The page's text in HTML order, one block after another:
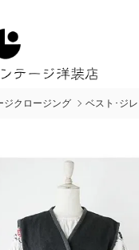
ジクロージング ベスト･ジレ